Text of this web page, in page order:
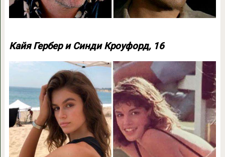
Кайя Гербер и Синди Кроуфорд, 16